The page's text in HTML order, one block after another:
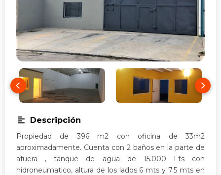
Descripción
Propiedad de 396 m2 con oficina de 33m2
aproximadamente. Cuenta con 2 baños en la parte de
afuera , tanque de agua de 15.000 Lts con
hidroneumatico, altura de los lados 6 mts y 7.5 mts en